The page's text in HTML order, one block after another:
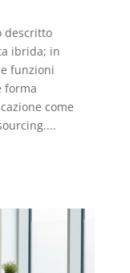
descritto
ibrida; in
funzioni
forma
come